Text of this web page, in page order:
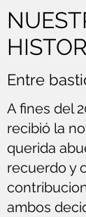
Entre
A fines del
recibió la
querida
recuerdo y
ambos